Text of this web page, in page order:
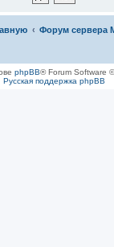
Форум сервера
phpBB® Forum Software
Русская поддержка phpBB